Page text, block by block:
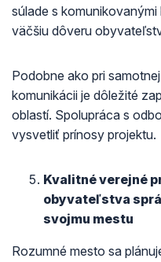
súlade s
väčšiu dôveru
Podobne ako pri
komunikácii je dôležité
oblastí. Spolupráca s
vysvetliť prínosy projektu.
Kvalitné verejné
obyvateľstva
svojmu mestu
Rozumné mesto sa